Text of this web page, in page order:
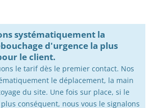
systématiquement la
d'urgence la plus
le client.
le tarif dès le premier contact. Nos
le déplacement, la main
du site. Une fois sur place, si le
conséquent, nous vous le signalons